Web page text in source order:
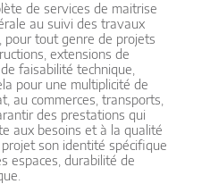
de services de maitrise
au suivi des travaux
pour tout genre de projets
extensions de
faisabilité technique,
pour une multiplicité de
au commerces, transports,
des prestations qui
aux besoins et à la qualité
son identité spécifique
espaces, durabilité de